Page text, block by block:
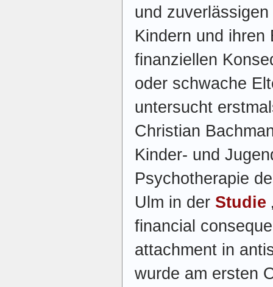
und
Kindern und ihren
finanziellen
oder schwache
untersucht
Christian
Kinder- und
Psychotherapie
Ulm in der Studie
financial
attachment in
wurde am ersten